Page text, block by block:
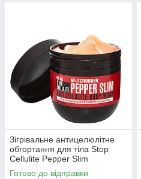
Зігрівальне антицелюлітне
обгортання для тіла Stop
Cellulite Pepper Slim
Mr.Scrubber 250 г
Готово до відправки